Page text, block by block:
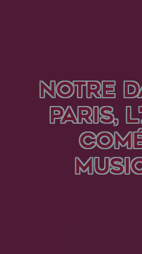
NOTRE
PARIS,